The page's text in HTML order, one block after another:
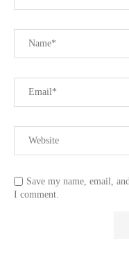
Save my name, email,
I comment.